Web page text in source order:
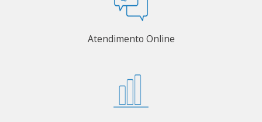
Atendimento Online